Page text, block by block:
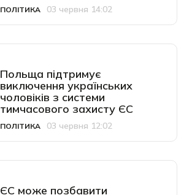
Категорія
ПОЛІТИКА
Дата публікації
03 червня 14:02
Польща підтримує
виключення українських
чоловіків з системи
тимчасового захисту ЄС
Категорія
ПОЛІТИКА
Дата публікації
03 червня 12:02
ЄС може позбавити